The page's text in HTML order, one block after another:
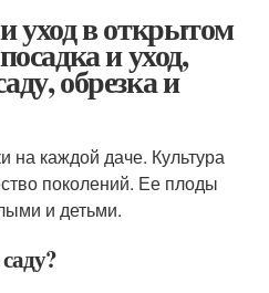
уход в открытом
и уход,
обрезка и
на каждой даче. Культура
поколений. Ее плоды
и детьми.